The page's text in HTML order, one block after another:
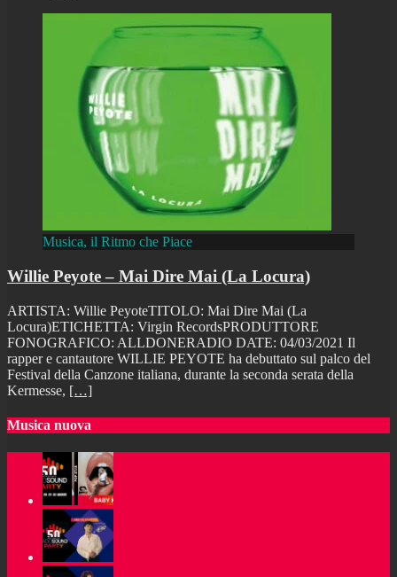
Musica, il Ritmo che Piace
Willie Peyote – Mai Dire Mai (La Locura)
ARTISTA: Willie PeyoteTITOLO: Mai Dire Mai (La
Locura)ETICHETTA: Virgin RecordsPRODUTTORE
FONOGRAFICO: ALLDONERADIO DATE: 04/03/2021 Il
rapper e cantautore WILLIE PEYOTE ha debuttato sul palco del
Festival della Canzone italiana, durante la seconda serata della
Kermesse, […]
Musica nuova